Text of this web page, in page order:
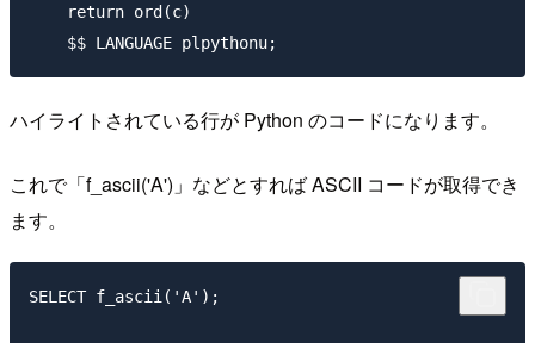
    return ord(c)
ハイライトされている行が Python のコードになります。
これで「f_ascii('A')」などとすれば ASCII コードが取得でき
ます。
SELECT f_ascii('A');